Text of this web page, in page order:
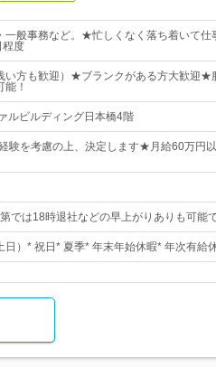
一般事務など。★忙しくなく落ち着いて仕
度
い方も歓迎）★ブランクがある方大歓迎★
！
ルビルディング日本橋4階
験を考慮の上、決定します★月給60万円
では18時退社などの早上がりありも可能
）* 祝日* 夏季* 年末年始休暇* 年次有給